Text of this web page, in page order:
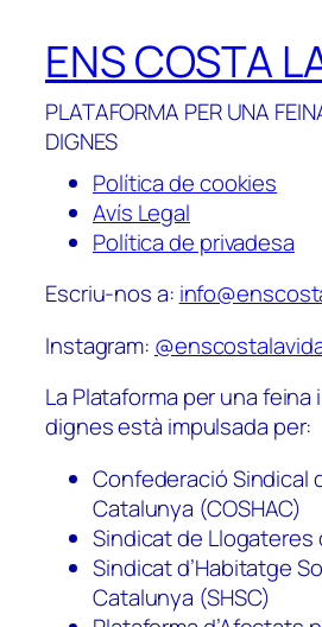
ENS COSTA
PLATAFORMA PER UNA
DIGNES
Política de cookies
Avís Legal
Política de privadesa
Escriu-nos a:
Instagram:
La Plataforma per una feina
dignes està impulsada per:
Confederació Sindical
Catalunya (COSHAC)
Sindicat de Llogateres
Sindicat d’Habitatge
Catalunya (SHSC)